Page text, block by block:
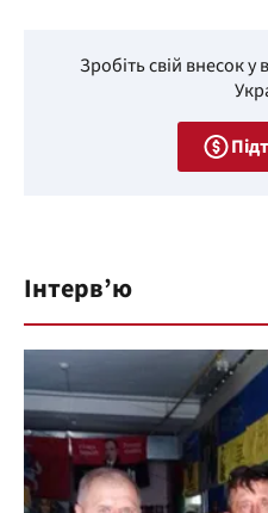
Зробіть свій внесок у
Інтерв’ю